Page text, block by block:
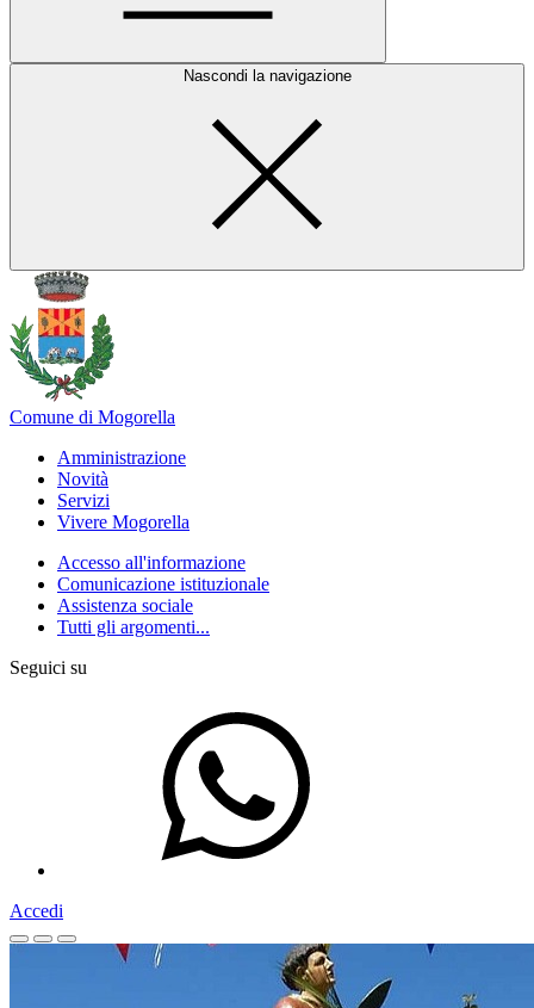
Nascondi la navigazione
Comune di Mogorella
Amministrazione
Novità
Servizi
Vivere Mogorella
Accesso all'informazione
Comunicazione istituzionale
Assistenza sociale
Tutti gli argomenti...
Seguici su
Accedi
Homepage